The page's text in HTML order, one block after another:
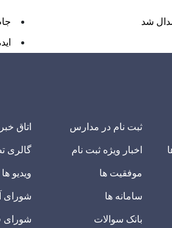
شد
ثبت نام در مدارس
اخبار ویژه ثبت نام
موفقیت ها
سامانه ها
بانک سوالات
اتاق خبر
گالری
ویدیو ها
شورای
شورای